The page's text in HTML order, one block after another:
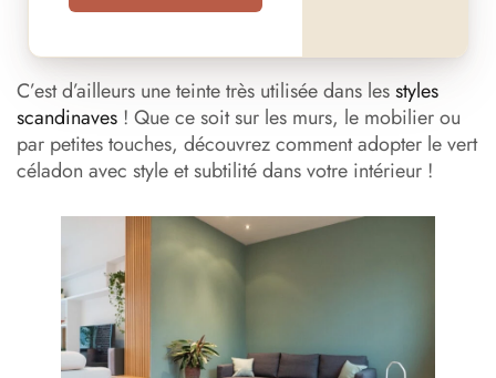
C’est d’ailleurs une teinte très utilisée dans lesstyles
scandinaves ! Que ce soit sur les murs, le mobilier ou
par petites touches, découvrez comment adopter le vert
céladon avec style et subtilité dans votre intérieur !